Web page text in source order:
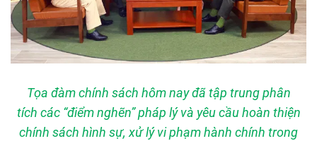
Tọa đàm chính sách hôm nay đã tập trung phân
tích các “điểm nghẽn” pháp lý và yêu cầu hoàn thiện
chính sách hình sự, xử lý vi phạm hành chính trong